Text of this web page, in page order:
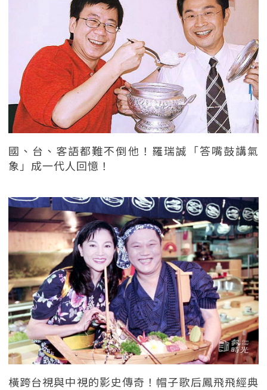
國、台、客語都難不倒他！羅瑞誠「答嘴鼓講氣
象」成一代人回憶！
橫跨台視與中視的影史傳奇！帽子歌后鳳飛飛經典